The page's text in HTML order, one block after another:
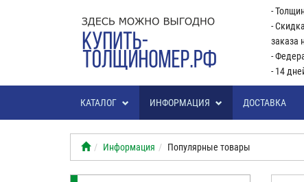
-
-
заказа
-
- 14
КАТАЛОГ ИНФОРМАЦИЯ ДОСТАВКА
Информация Популярные товары